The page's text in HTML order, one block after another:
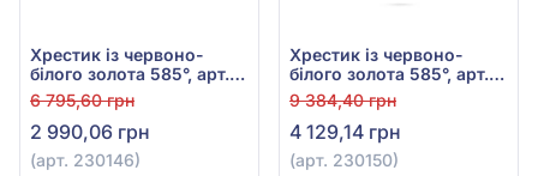
Хрестик із червоно-
білого золота 585°, арт.
230146
6 795,60 грн
2 990,06 грн
(арт. 230146)
Хрестик із червоно-
білого золота 585°, арт.
230150
9 384,40 грн
4 129,14 грн
(арт. 230150)